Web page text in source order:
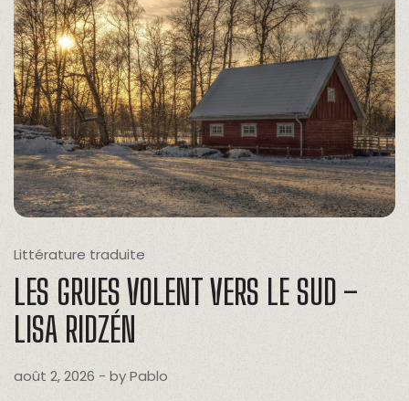
Littérature traduite
LES GRUES VOLENT VERS LE SUD –
LISA RIDZÉN
août 2, 2026 - byPablo